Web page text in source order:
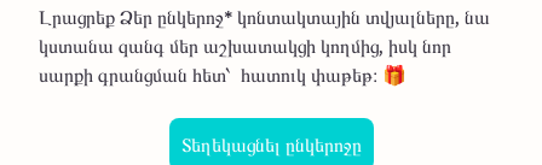
Լրացրեք Ձեր ընկերոջ* կոնտակտային տվյալները, նա
կստանա զանգ մեր աշխատակցի կողմից, իսկ նոր
սարքի գրանցման հետ՝ հատուկ փաթեթ։ 🎁
Տեղեկացնել ընկերոջը